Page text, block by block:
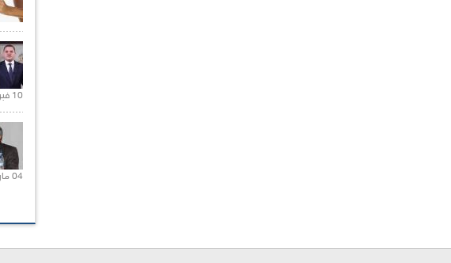
10 فبراير 2021 |
04 مارس 2020 |